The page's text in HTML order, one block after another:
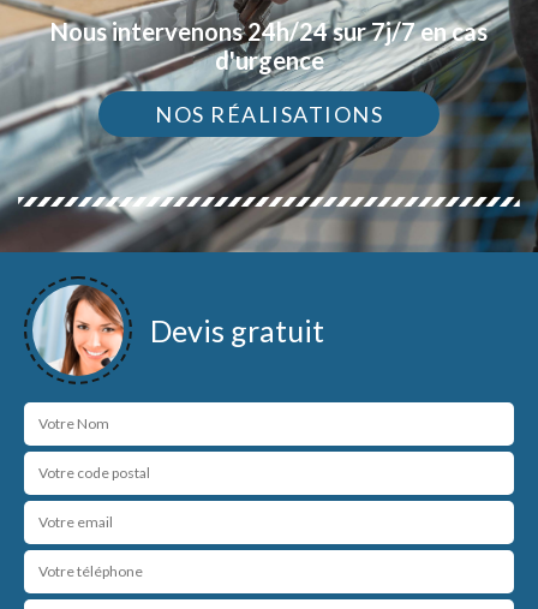
Nous intervenons 24h/24 sur 7j/7 en cas
d'urgence
NOS RÉALISATIONS
Devis gratuit